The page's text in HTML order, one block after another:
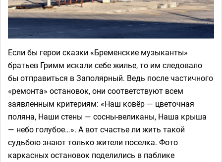
Если бы герои сказки «Бременские музыканты»
братьев Гримм искали себе жилье, то им следовало
бы отправиться в Заполярный. Ведь после частичного
«ремонта» остановок, они соответствуют всем
заявленным критериям: «Наш ковёр — цветочная
поляна, Наши стены — сосны-великаны, Наша крыша
— небо голубое…». А вот счастье ли жить такой
судьбою знают только жители поселка. Фото
каркасных остановок поделились в паблике